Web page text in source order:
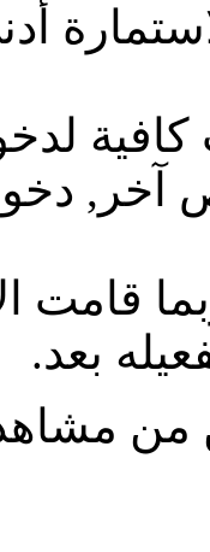
كافية
قامت
بعد.